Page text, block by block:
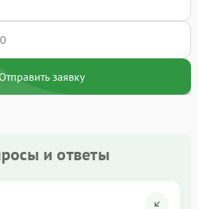
Отправить заявку
и ответы